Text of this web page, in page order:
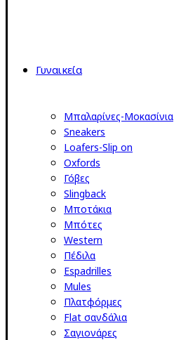
Γυναικεία
Μπαλαρίνες-Μοκασίνια
Sneakers
Loafers-Slip on
Oxfords
Γόβες
Slingback
Μποτάκια
Μπότες
Western
Πέδιλα
Espadrilles
Mules
Πλατφόρμες
Flat σανδάλια
Σαγιονάρες